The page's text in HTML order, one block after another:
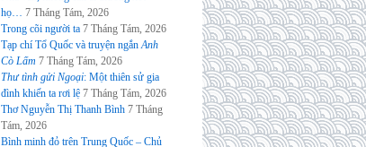
họ… 7 Tháng Tám, 2026
Trong cõi người ta 7 Tháng Tám, 2026
Tạp chí Tổ Quốc và truyện ngắnAnh
Cò Lấm 7 Tháng Tám, 2026
Thư tình gửi Ngoại: Một thiên sử gia
đình khiến ta rơi lệ 7 Tháng Tám, 2026
Thơ Nguyễn Thị Thanh Bình 7 Tháng
Tám, 2026
Bình minh đỏ trên Trung Quốc – Chủ